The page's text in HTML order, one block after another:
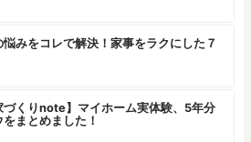
悩みをコレで解決！家事をラクにした７
づくりnote】マイホーム実体験、5年分
まとめました！